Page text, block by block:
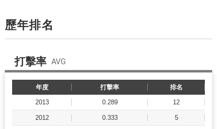
歷年排名
打擊率 AVG
年度 打擊率 排名
2013 0.289 12
2012 0.333 5